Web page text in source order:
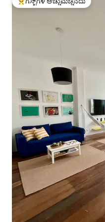
ಗೆಸ್ಟ್‌ಗಳಿಗೆ ಅತಿ ಹೆಚ್ಚು ಅಚ್ಚುಮೆಚ್ಚಿನದು